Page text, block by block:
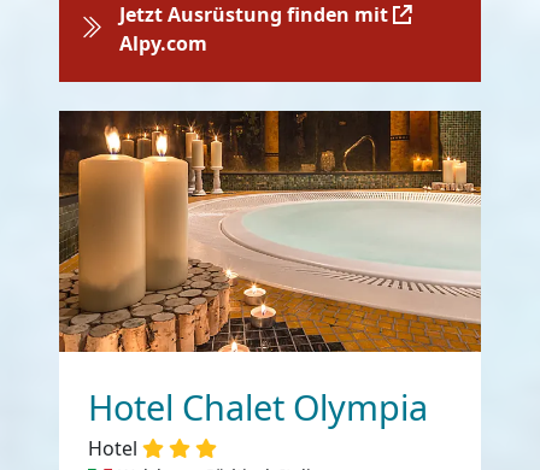
Jetzt Ausrüstung finden mit
Alpy.com
Hotel Chalet Olympia
Hotel